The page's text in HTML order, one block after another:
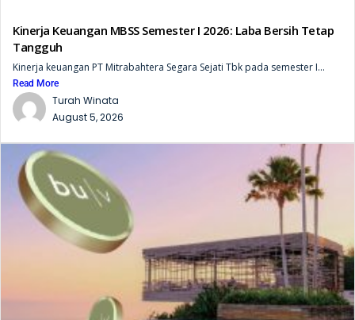
Kinerja Keuangan MBSS Semester I 2026: Laba Bersih Tetap
Tangguh
Kinerja keuangan PT Mitrabahtera Segara Sejati Tbk pada semester I...
Read More
Turah Winata
August 5, 2026